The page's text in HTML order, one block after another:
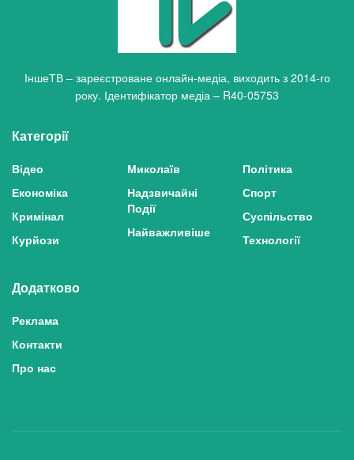
ІншеТВ – зареєстроване онлайн-медіа, виходить з 2014-го
року. Ідентифікатор медіа – R40-05753
Категорії
Відео
Економіка
Кримінал
Курйози
Миколаїв
Надзвичайні
Події
Найважливіше
Політика
Спорт
Суспільство
Технології
Додатково
Реклама
Контакти
Про нас